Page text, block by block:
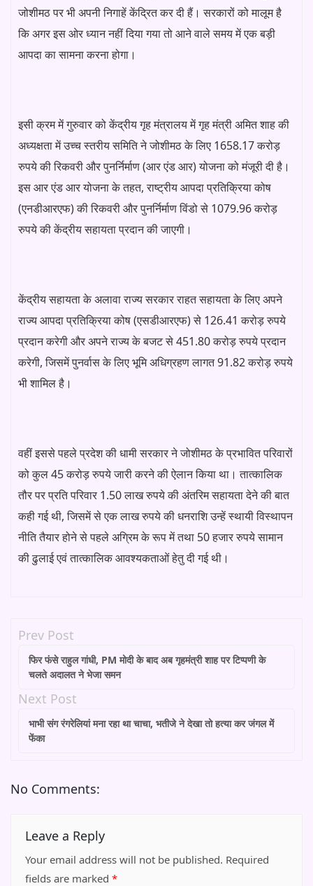
जोशीमठ पर भी अपनी निगाहें केंद्रित कर दी हैं। सरकारों को मालूम है
कि अगर इस ओर ध्यान नहीं दिया गया तो आने वाले समय में एक बड़ी
आपदा का सामना करना होगा।
इसी क्रम में गुरुवार को केंद्रीय गृह मंत्रालय में गृह मंत्री अमित शाह की
अध्यक्षता में उच्च स्तरीय समिति ने जोशीमठ के लिए 1658.17 करोड़
रुपये की रिकवरी और पुनर्निर्माण (आर एंड आर) योजना को मंजूरी दी है।
इस आर एंड आर योजना के तहत, राष्ट्रीय आपदा प्रतिक्रिया कोष
(एनडीआरएफ) की रिकवरी और पुनर्निर्माण विंडो से 1079.96 करोड़
रुपये की केंद्रीय सहायता प्रदान की जाएगी।
केंद्रीय सहायता के अलावा राज्य सरकार राहत सहायता के लिए अपने
राज्य आपदा प्रतिक्रिया कोष (एसडीआरएफ) से 126.41 करोड़ रुपये
प्रदान करेगी और अपने राज्य के बजट से 451.80 करोड़ रुपये प्रदान
करेगी, जिसमें पुनर्वास के लिए भूमि अधिग्रहण लागत 91.82 करोड़ रुपये
भी शामिल है।
वहीं इससे पहले प्रदेश की धामी सरकार ने जोशीमठ के प्रभावित परिवारों
को कुल 45 करोड़ रुपये जारी करने की ऐलान किया था। तात्कालिक
तौर पर प्रति परिवार 1.50 लाख रुपये की अंतरिम सहायता देने की बात
कही गई थी, जिसमें से एक लाख रुपये की धनराशि उन्हें स्थायी विस्थापन
नीति तैयार होने से पहले अग्रिम के रूप में तथा 50 हजार रुपये सामान
की ढुलाई एवं तात्कालिक आवश्यकताओं हेतु दी गई थी।
Prev Post
फिर फंसे राहुल गांधी, PM मोदी के बाद अब गृहमंत्री शाह पर टिप्पणी के
चलते अदालत ने भेजा समन
Next Post
भाभी संग रंगरेलियां मना रहा था चाचा, भतीजे ने देखा तो हत्या कर जंगल में
फेंका
No Comments:
Leave a Reply
Your email address will not be published. Required
fields are marked *